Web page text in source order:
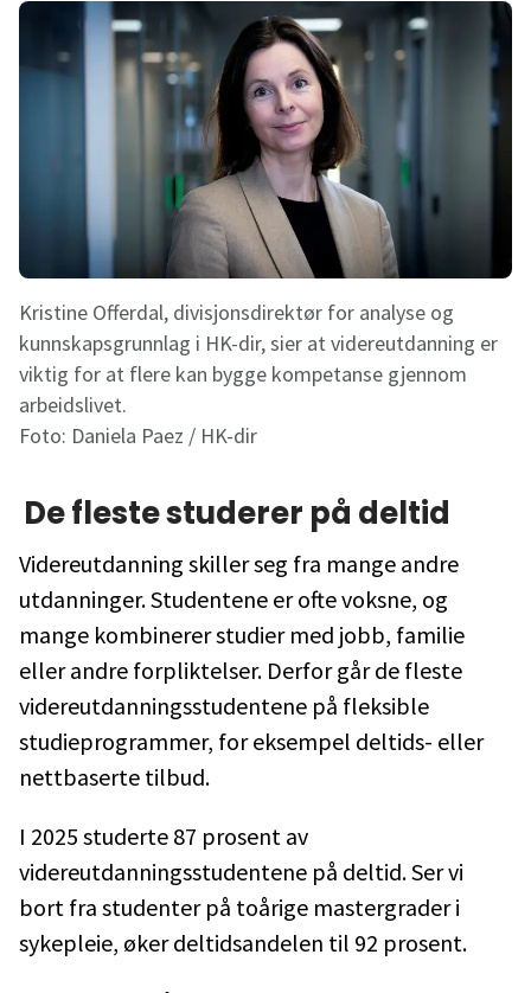
Kristine Offerdal, divisjonsdirektør for analyse og
kunnskapsgrunnlag i HK-dir, sier at videreutdanning er
viktig for at flere kan bygge kompetanse gjennom
arbeidslivet.
Foto: Daniela Paez / HK-dir
De fleste studerer på deltid
Videreutdanning skiller seg fra mange andre
utdanninger. Studentene er ofte voksne, og
mange kombinerer studier med jobb, familie
eller andre forpliktelser. Derfor går de fleste
videreutdanningsstudentene på fleksible
studieprogrammer, for eksempel deltids- eller
nettbaserte tilbud.
I 2025 studerte 87 prosent av
videreutdanningsstudentene på deltid. Ser vi
bort fra studenter på toårige mastergrader i
sykepleie, øker deltidsandelen til 92 prosent.